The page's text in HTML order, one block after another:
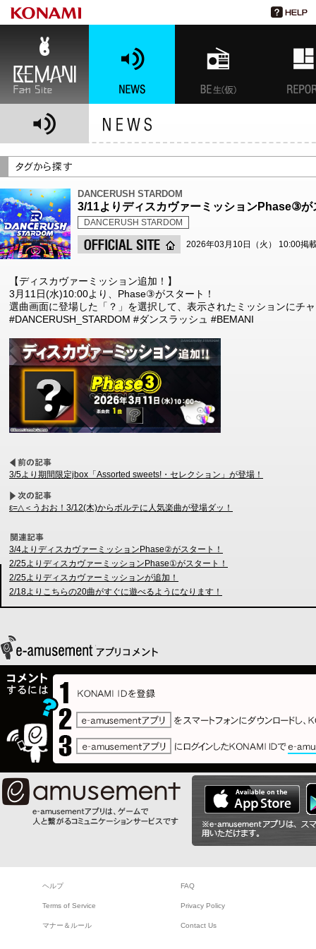
DANCERUSH STARDOM
3/11よりディスカヴァーミッションPhase③が
DANCERUSH STARDOM
2026年03月10日（火） 10:00掲
【ディスカヴァーミッション追加！】
3月11日(水)10:00より、Phase③がスタート！
選曲画面に登場した「？」を選択して、表示されたミッションにチ
#DANCERUSH_STARDOM #ダンスラッシュ #BEMANI
3/5より期間限定jbox「Assorted sweets!・セレクション」が登場！
ε=△＜うおお！3/12(木)からボルテに人気楽曲が登場ダッ！
3/4よりディスカヴァーミッションPhase②がスタート！
2/25よりディスカヴァーミッションPhase①がスタート！
2/25よりディスカヴァーミッションが追加！
2/18よりこちらの20曲がすぐに遊べるようになります！
ヘルプ FAQ
Terms of Service Privacy Policy
マナー＆ルール Contact Us